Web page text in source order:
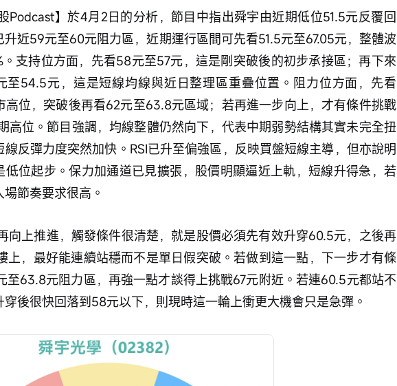
升近59元至60元阻力區，近期運行區間可先看51.5元至67.05元，整體波
。支持位方面，先看58元至57元，這是剛突破後的初步承接區；再下來
至54.5元，這是短線均線與近日整理區重疊位置。阻力位方面，先看
高位，突破後再看62元至63.8元區域；若再進一步向上，才有條件挑戰
高位。節目強調，均線整體仍然向下，代表中期弱勢結構其實未完全扭
線反彈力度突然加快。RSI已升至偏強區，反映買盤短線主導，但亦說明
低位起步。保力加通道已見擴張，股價明顯逼近上軌，短線升得急，若
節奏要求很高。
上，最好能連續站穩而不是單日假突破。若做到這一點，下一步才有條
至63.8元阻力區，再強一點才談得上挑戰67元附近。若連60.5元都站不
穿後很快回落到58元以下，則現時這一輪上衝更大機會只是急彈。